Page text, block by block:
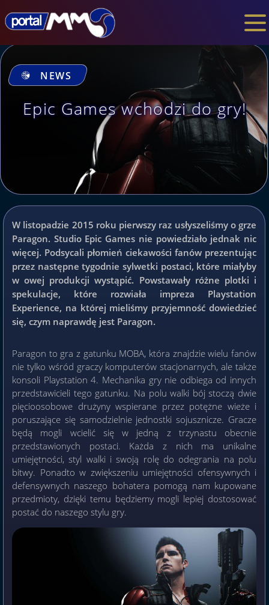
NEWS
Epic Games wchodzi do gry!
W listopadzie 2015 roku pierwszy raz usłyszeliśmy o grze
Paragon. Studio Epic Games nie powiedziało jednak nic
więcej. Podsycali płomień ciekawości fanów prezentując
przez następne tygodnie sylwetki postaci, które miałyby
w owej produkcji wystąpić. Powstawały różne plotki i
spekulacje, które rozwiała impreza Playstation
Experience, na której mieliśmy przyjemność dowiedzieć
się, czym naprawdę jest Paragon.
Paragon to gra z gatunku MOBA, która znajdzie wielu fanów
nie tylko wśród graczy komputerów stacjonarnych, ale także
konsoli Playstation 4. Mechanika gry nie odbiega od innych
przedstawicieli tego gatunku. Na polu walki bój stoczą dwie
pięcioosobowe drużyny wspierane przez potężne wieże i
poruszające się samodzielnie jednostki sojusznicze. Gracze
będą mogli wcielić się w jedną z trzynastu obecnie
przedstawionych postaci. Każda z nich ma unikalne
umiejętności, styl walki i swoją rolę do odegrania na polu
bitwy. Ponadto w zwiększeniu umiejętności ofensywnych i
defensywnych naszego bohatera pomogą nam kupowane
przedmioty, dzięki temu będziemy mogli lepiej dostosować
postać do naszego stylu gry.